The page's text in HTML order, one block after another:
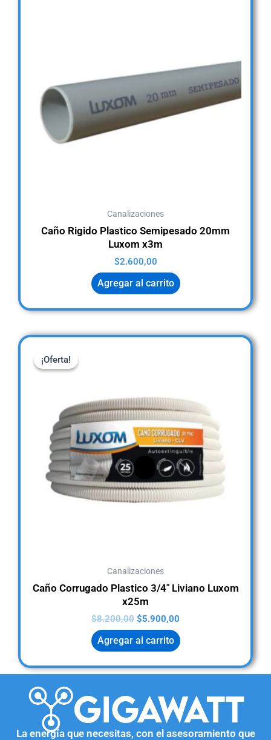
Canalizaciones
Caño Rigido Plastico Semipesado 20mm
Luxom x3m
$2.600,00
Agregar al carrito
¡Oferta!
¡Oferta!
Canalizaciones
Caño Corrugado Plastico 3/4″ Liviano Luxom
x25m
$8.200,00 $5.900,00
Agregar al carrito
La energía que necesitas, con el asesoramiento que